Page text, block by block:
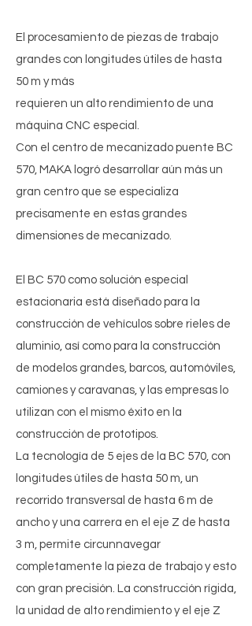
El procesamiento de piezas de trabajo
grandes con longitudes útiles de hasta
50 m y más
requieren un alto rendimiento de una
máquina CNC especial.
Con el centro de mecanizado puente BC
570, MAKA logró desarrollar aún más un
gran centro que se especializa
precisamente en estas grandes
dimensiones de mecanizado.
El BC 570 como solución especial
estacionaria está diseñado para la
construcción de vehículos sobre rieles de
aluminio, así como para la construcción
de modelos grandes, barcos, automóviles,
camiones y caravanas, y las empresas lo
utilizan con el mismo éxito en la
construcción de prototipos.
La tecnología de 5 ejes de la BC 570, con
longitudes útiles de hasta 50 m, un
recorrido transversal de hasta 6 m de
ancho y una carrera en el eje Z de hasta
3 m, permite circunnavegar
completamente la pieza de trabajo y esto
con gran precisión. La construcción rígida,
la unidad de alto rendimiento y el eje Z